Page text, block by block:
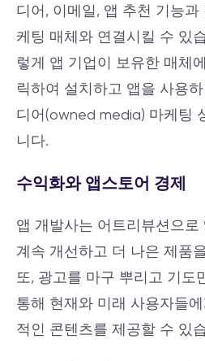
디어, 이메일, 앱 추천 기능
케팅 매체와 연결시킬 수 있
렇게 앱 기업이 보유한 매체
릭하여 설치하고 앱을 사용
디어(owned media) 마케팅
니다.
수익화와 앱스토어 경제
앱 개발사는 어트리뷰션으
계속 개선하고 더 나은 제품
또, 광고를 마구 뿌리고 기도
통해 현재와 미래 사용자들
적인 콘텐츠를 제공할 수 있